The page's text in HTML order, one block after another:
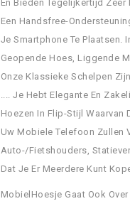
En Bieden Tegelijkertijd
Een Handsfree-
Je Smartphone Te Plaatsen.
Geopende Hoes, Liggende
Onze Klassieke Schelpen
.... Je Hebt Elegante En
Hoezen In Flip-Stijl Waarvan
Uw Mobiele Telefoon Zullen
Auto-/Fietshouders,
Dat Je Er Meerdere Kunt
MobielHoesje Gaat Ook